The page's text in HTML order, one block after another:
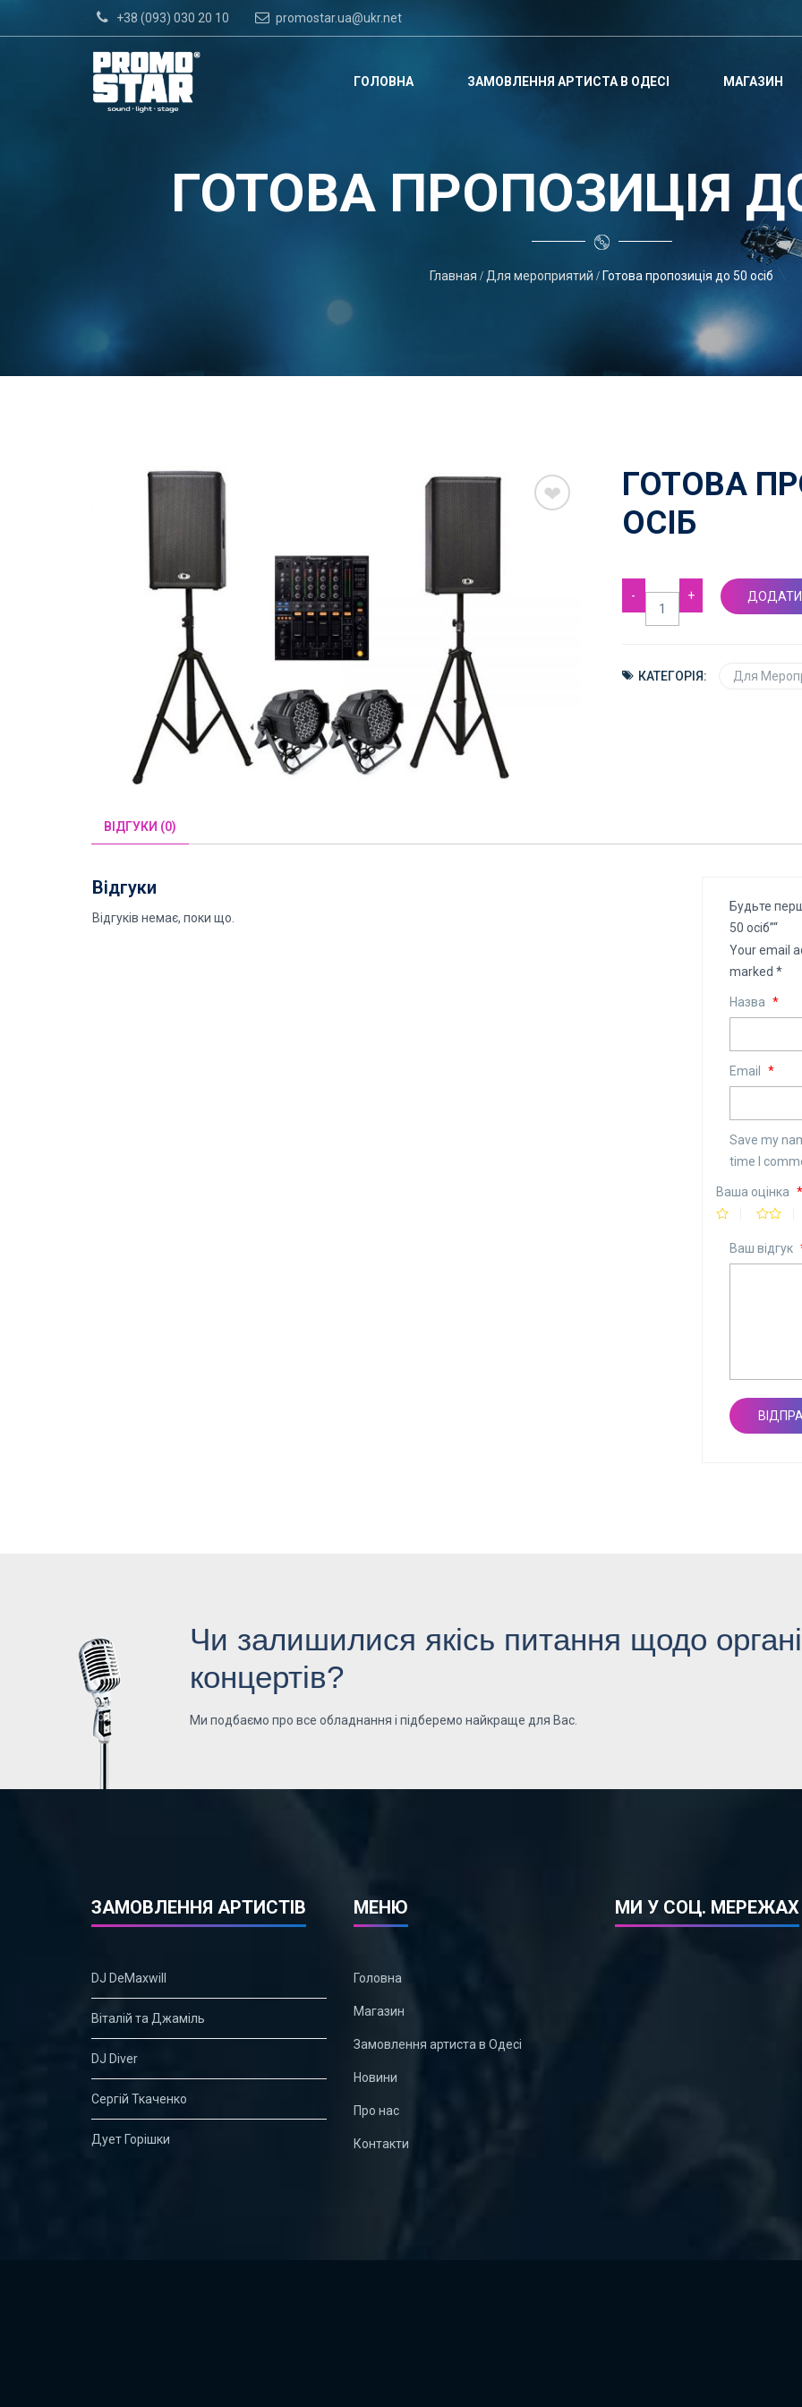
+38 (093) 030 20 10 promostar.ua@ukr.net
ГОЛОВНА ЗАМОВЛЕННЯ АРТИСТА В ОДЕСІ МАГАЗИН
ГОТОВА ПРОПОЗИЦІЯ
Главная Для мероприятий Готова пропозиція до 50 осіб
ГОТОВА
ОСІБ
пропозиція
осібКАТЕГОРІЯ: Для
ВІДГУКИ (0)
Відгуки
Відгуків немає, поки що.
Будьте
50 осіб”“
Your email
marked*
Назва *
Email *
Save my
time I
Ваша оцінка
Ваш відгук
Чи залишилися якісь питання щодо
концертів?
Ми подбаємо про все обладнання і підберемо найкраще для Вас.
ЗАМОВЛЕННЯ АРТИСТІВ
DJ DeMaxwill
Віталій та Джаміль
DJ Diver
Сергій Ткаченко
Дует Горішки
МЕНЮ
Головна
Магазин
Замовлення артиста в Одесі
Новини
Про нас
Контакти
МИ У СОЦ. МЕРЕЖАХ